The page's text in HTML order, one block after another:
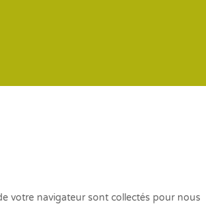
votre navigateur sont collectés pour nous